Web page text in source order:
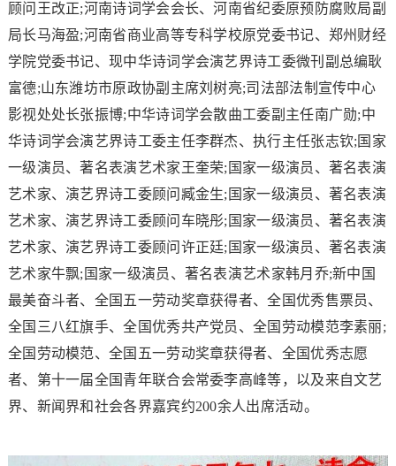
顾问王改正;河南诗词学会会长、河南省纪委原预防腐败局副
局长马海盈;河南省商业高等专科学校原党委书记、郑州财经
学院党委书记、现中华诗词学会演艺界诗工委微刊副总编耿
富德;山东潍坊市原政协副主席刘树亮;司法部法制宣传中心
影视处处长张振博;中华诗词学会散曲工委副主任南广勋;中
华诗词学会演艺界诗工委主任李群杰、执行主任张志钦;国家
一级演员、著名表演艺术家王奎荣;国家一级演员、著名表演
艺术家、演艺界诗工委顾问臧金生;国家一级演员、著名表演
艺术家、演艺界诗工委顾问车晓彤;国家一级演员、著名表演
艺术家、演艺界诗工委顾问许正廷;国家一级演员、著名表演
艺术家牛飘;国家一级演员、著名表演艺术家韩月乔;新中国
最美奋斗者、全国五一劳动奖章获得者、全国优秀售票员、
全国三八红旗手、全国优秀共产党员、全国劳动模范李素丽;
全国劳动模范、全国五一劳动奖章获得者、全国优秀志愿
者、第十一届全国青年联合会常委李高峰等，以及来自文艺
界、新闻界和社会各界嘉宾约200余人出席活动。